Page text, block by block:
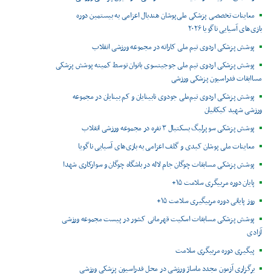
معاینات تخصصی پزشکی ملی‌پوشان هندبال اعزامی به بیستمین دوره
بازی‌های آسیایی ناگویا ۲۰۲۶
پوشش پزشکی اردوی تیم ملی کاراته در مجموعه ورزشی انقلاب
پوشش پزشکی اردوی تیم ملی جوجیتسوی بانوان توسط کمیته پوشش پزشکی
مساابقات فدراسیون پزشکی ورزشی
پوشش پزشکی اردوی تیم‌ملی جودوی نابینایان و کم بینایان در مجموعه
ورزشی شهید کبکانیان
پوشش پزشکی سوپرلیگ بسکتبال ۳ نفره در مجموعه ورزشی انقلاب
معاینات ملی پوشان کبدی و گلف اعزامی به بازی‌های آسیایی ناگویا
پوشش پزشکی مسابقات چوگان جام لاله در باشگاه چوگان و سوارکاری شهدا
پایان دوره مربیگری سلامت ۱۵+
روز پایانی دوره مربیگیری سلامت ۱۵+
پوشش پزشکی مسابقات اسکیت قهرمانی کشور در پیست مجموعه ورزشی
آزادی
پیگیری دوره مربیگری سلامت
برگزاری آزمون مجدد ماساژ ورزشی در محل فدراسیون پزشکی ورزشی